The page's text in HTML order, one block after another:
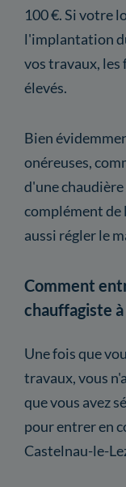
100 €. Si votre
l'implantation
vos travaux, les
élevés.
Bien
onéreuses,
d'une
complément
aussi régler le
Comment
chauffagiste
Une fois que
travaux, vous
que vous avez
pour entrer en
Castelnau-le-